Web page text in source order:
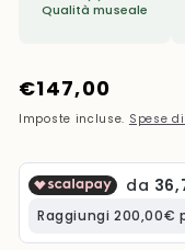
Qualità museale
Prezzo
di
€147,00
Imposte incluse. Spese